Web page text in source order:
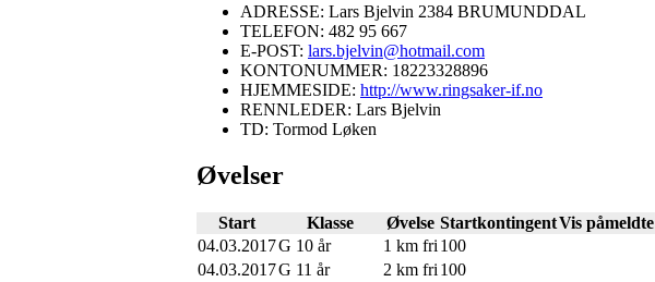
ADRESSE: Lars Bjelvin 2384 BRUMUNDDAL
TELEFON: 482 95 667
E-POST: lars.bjelvin@hotmail.com
KONTONUMMER: 18223328896
HJEMMESIDE: http://www.ringsaker-if.no
RENNLEDER: Lars Bjelvin
TD: Tormod Løken
Øvelser
Start Klasse Øvelse StartkontingentVis påmeldte
04.03.2017G 10 år 1 km fri 100
04.03.2017G 11 år 2 km fri 100